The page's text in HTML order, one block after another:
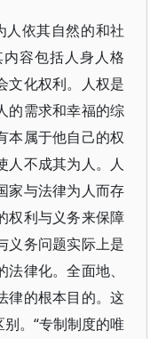
人依其自然的和社
容包括人身人格
文化权利。人权是
的需求和幸福的综
本属于他自己的权
人不成其为人。人
家与法律为人而存
权利与义务来保障
义务问题实际上是
律化。全面地、
律的根本目的。这
。“专制制度的唯